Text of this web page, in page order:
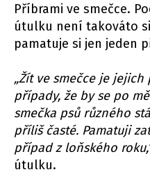
Příbrami ve smečce.
útulku není takováto
pamatuje si jen jeden
„Žít ve smečce je
případy, že by se po
smečka psů různého
příliš časté. Pamatuji
případ z loňského
útulku.